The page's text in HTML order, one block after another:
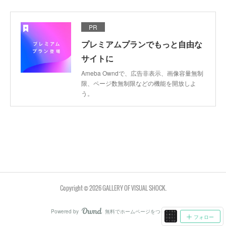
PR
プレミアムプランでもっと自由な
サイトに
Ameba Owndで、広告非表示、画像容量無制
限、ページ数無制限などの機能を開放しよ
う。
フォロー
Copyright ©2026GALLERY OF VISUAL SHOCK.
Powered by AmebaOwnd
無料でホームページをつくろう